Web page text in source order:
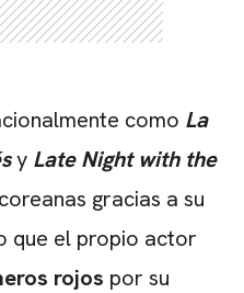
como La
y Late Night with the
gracias a su
que el propio actor
rojos por su